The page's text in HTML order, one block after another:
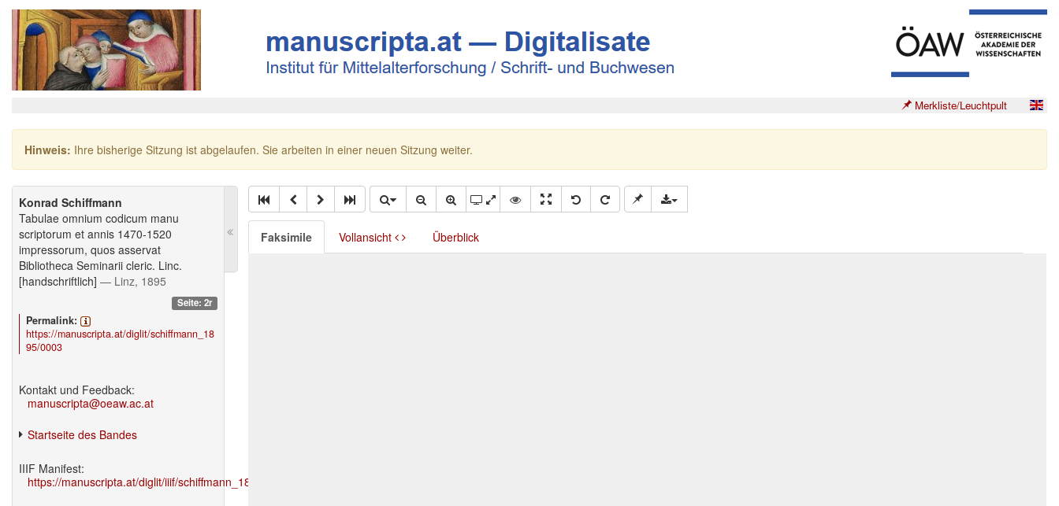
Merkliste/Leuchtpult
Hinweis: Ihre bisherige Sitzung ist abgelaufen. Sie arbeiten in einer neuen Sitzung weiter.
Konrad Schiffmann
Tabulae omnium codicum manu
scriptorum et annis 1470-1520
impressorum, quos asservat
Bibliotheca Seminarii cleric. Linc.
[handschriftlich] — Linz, 1895
Seite: 2r
Permalink:
https://manuscripta.at/diglit/schiffmann_18
95/0003
Kontakt und Feedback:
manuscripta@oeaw.ac.at
Startseite des Bandes
IIIF Manifest:
https://manuscripta.at/diglit/iiif/schiffmann_1895/manifest.json
Faksimile Vollansicht Überblick